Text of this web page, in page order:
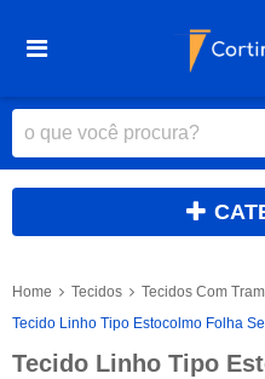
Home Tecidos
Tecidos Com
Tecido Linho Tipo Estocolmo Folha
Tecido Linho Tipo